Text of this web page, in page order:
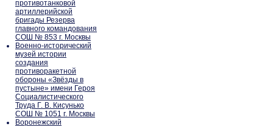
противотанковой
артиллерийской
бригады Резерва
главного командования
СОШ № 853 г. Москвы
Военно-исторический
музей истории
создания
противоракетной
обороны «Звёзды в
пустыне» имени Героя
Социалистического
Труда Г. В. Кисунько
СОШ № 1051 г. Москвы
Воронежский